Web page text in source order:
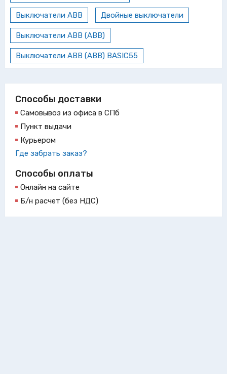
Выключатели ABB Двойные выключатели
Выключатели ABB (АВВ)
Выключатели ABB (АВВ) BASIC55
Способы доставки
Самовывоз из офиса в СПб
Пункт выдачи
Курьером
Где забрать заказ?
Способы оплаты
Онлайн на сайте
Б/н расчет (без НДС)